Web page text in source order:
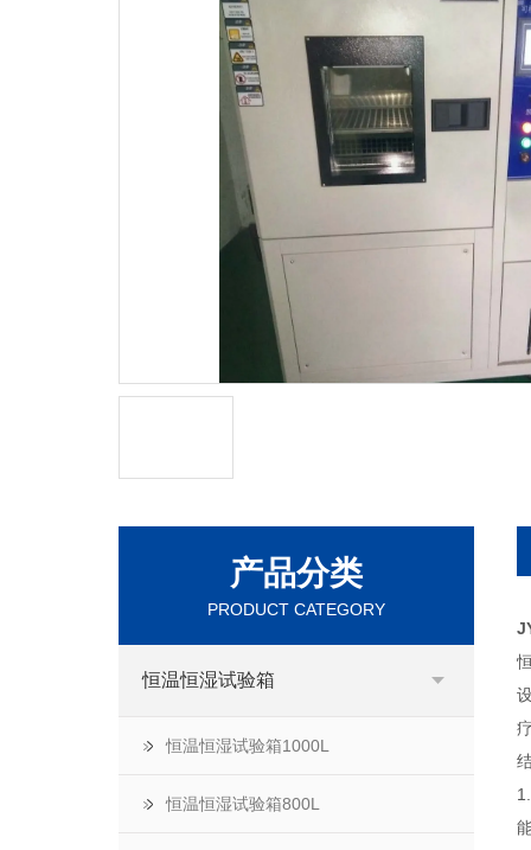
产品分类
PRODUCT CATEGORY
恒温恒湿试验箱
恒温恒湿试验箱1000L
恒温恒湿试验箱800L